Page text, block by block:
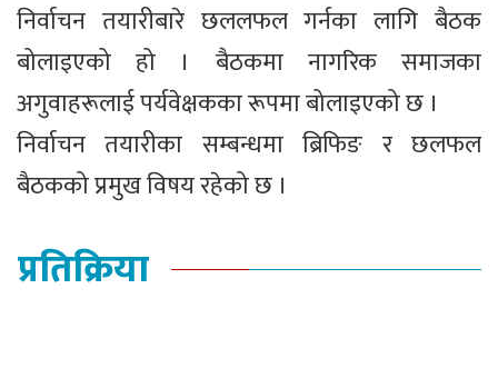
निर्वाचन तयारीबारे छललफल गर्नका लागि बैठक
बोलाइएको हो । बैठकमा नागरिक समाजका
अगुवाहरूलाई पर्यवेक्षकका रूपमा बोलाइएको छ ।
निर्वाचन तयारीका सम्बन्धमा ब्रिफिङ र छलफल
बैठकको प्रमुख विषय रहेको छ ।
प्रतिक्रिया